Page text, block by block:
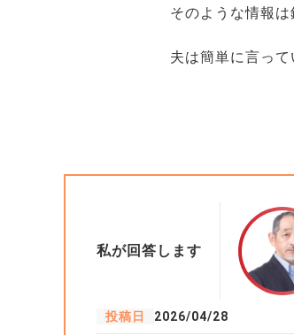
そのような情報
夫は簡単に言っ
私が回答します
投稿日 2026/04/28